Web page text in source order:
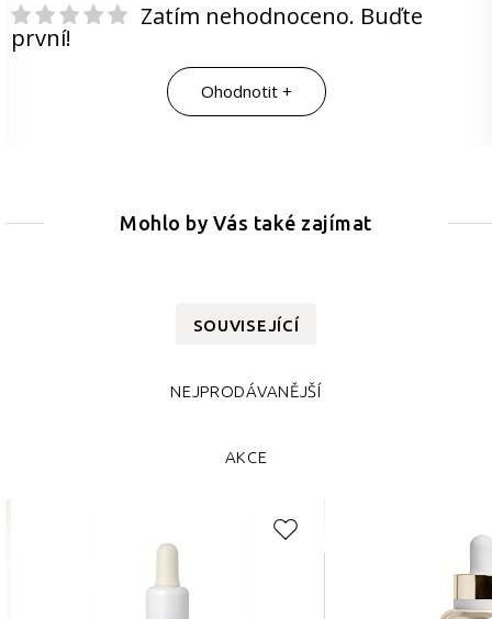
Zatím nehodnoceno. Buďte
první!
Ohodnotit +
Mohlo by Vás také zajímat
SOUVISEJÍCÍ
NEJPRODÁVANĚJŠÍ
AKCE